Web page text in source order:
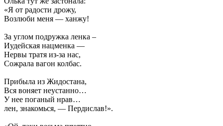
«Я от радости дрожу,
Возлюби меня — ханжу!
За углом подружка ленка –
Иудейская нацменка —
Нервы тратя из-за нас,
Сожрала вагон колбас.
Прибыла из Жидостана,
Вся воняет неустанно…
У нее поганый нрав…
лен, знакомься, — Пердислав!».